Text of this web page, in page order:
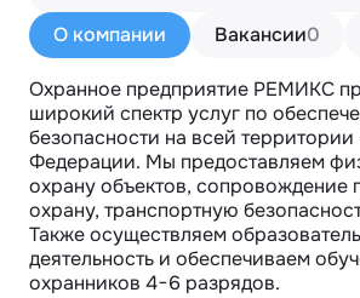
О компании Вакансии0
Охранное предприятие РЕМИКС
широкий спектр услуг по
безопасности на всей
Федерации. Мы предоставляем
охрану объектов, сопровождение
охрану, транспортную
Также осуществляем
деятельность и обеспечиваем
охранников 4−6 разрядов.